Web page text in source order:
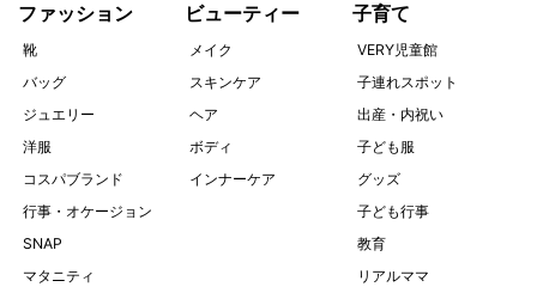
ファッション
靴
バッグ
ジュエリー
洋服
コスパブランド
行事・オケージョン
SNAP
マタニティ
ビューティー
メイク
スキンケア
ヘア
ボディ
インナーケア
子育て
VERY児童館
子連れスポット
出産・内祝い
子ども服
グッズ
子ども行事
教育
リアルママ